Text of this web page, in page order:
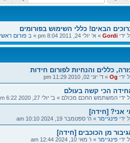
הבאים! כללי השימוש בפורומים
ידי Gordi
» א' יולי 24, 2011 8:04 pm » ב פורום ראשי
כללים והנחיות לפורום חידות
ידי Og
» ד' יוני 02, 2010 11:29 pm
הכי קשה בעולם
ידי המשתמש החכם מכולם » ב' יולי 27, 2020 6:22 pm
אני? [חידה]
ידי פינגיימר » ה' ספטמבר 19, 2024 10:10 am
מן הכוכבים [חידה]
ידי פינגיימר » ו' מאי 10, 2024 12:44 am